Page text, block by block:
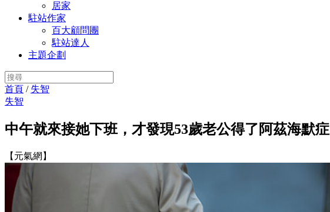
居家
駐站作家
百大顧問團
駐站達人
主題企劃
首頁 / 失智
失智
中午就來接她下班，才發現53歲老公得了阿茲海默症
【元氣網】